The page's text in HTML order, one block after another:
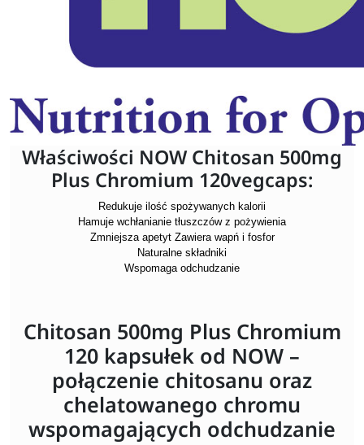
Właściwości NOW Chitosan 500mg
Plus Chromium 120vegcaps:
Redukuje ilość spożywanych kalorii
Hamuje wchłanianie tłuszczów z pożywienia
Zmniejsza apetyt Zawiera wapń i fosfor
Naturalne składniki
Wspomaga odchudzanie
Chitosan 500mg Plus Chromium
120 kapsułek od NOW –
połączenie chitosanu oraz
chelatowanego chromu
wspomagających odchudzanie